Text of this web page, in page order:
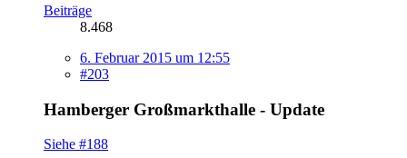
Beiträge
8.468
6. Februar 2015 um 12:55
#203
Hamberger Großmarkthalle - Update
Siehe #188